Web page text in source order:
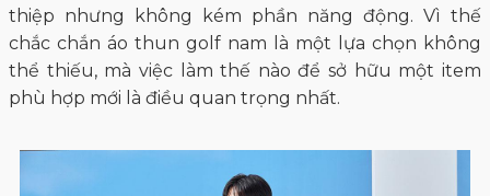
thiệp nhưng không kém phần năng động. Vì thế
chắc chắn áo thun golf nam là một lựa chọn không
thể thiếu, mà việc làm thế nào để sở hữu một item
phù hợp mới là điều quan trọng nhất.